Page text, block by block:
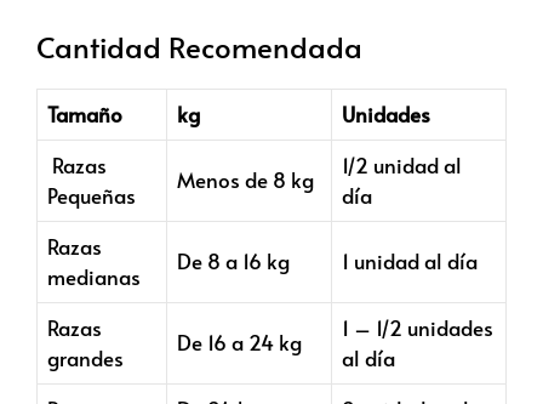
Cantidad Recomendada
Tamaño kg
Unidades
Razas
Pequeñas
Menos de 8 kg
1/2 unidad al
día
Razas
medianas
De 8 a 16 kg 1 unidad al día
Razas
grandes
De 16 a 24 kg
1 – 1/2 unidades
al día